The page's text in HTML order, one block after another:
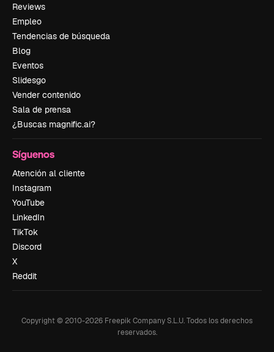
Reviews
Empleo
Tendencias de búsqueda
Blog
Eventos
Slidesgo
Vender contenido
Sala de prensa
¿Buscas magnific.ai?
Síguenos
Atención al cliente
Instagram
YouTube
LinkedIn
TikTok
Discord
X
Reddit
Copyright © 2010-2026 Freepik Company S.L.U.Todos los derechos
reservados.